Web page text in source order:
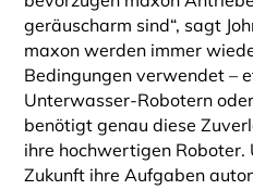
geräuscharm sind“, sagt Johnson. Die
maxon werden immer
Bedingungen verwendet –
Unterwasser-Robotern
benötigt genau diese
ihre hochwertigen Roboter. Umso mehr, da diese in
Zukunft ihre Aufgaben